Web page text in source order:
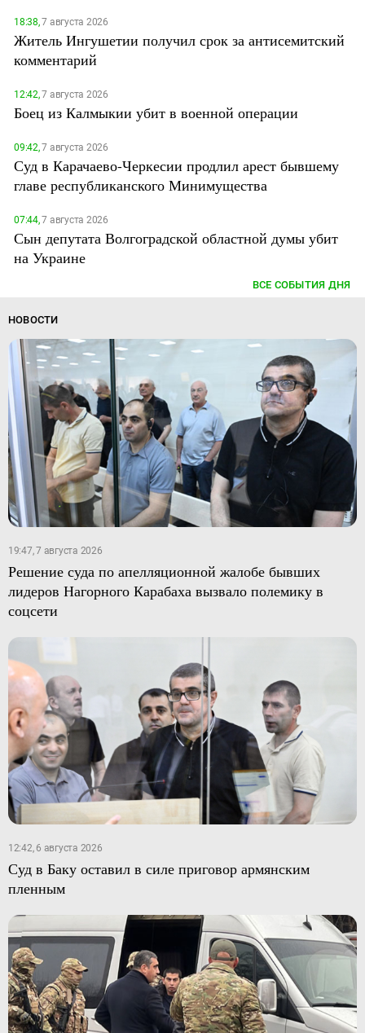
18:38,7 августа 2026
Житель Ингушетии получил срок за антисемитский
комментарий
12:42,7 августа 2026
Боец из Калмыкии убит в военной операции
09:42,7 августа 2026
Суд в Карачаево-Черкесии продлил арест бывшему
главе республиканского Минимущества
07:44,7 августа 2026
Сын депутата Волгоградской областной думы убит
на Украине
ВСЕ СОБЫТИЯ ДНЯ
НОВОСТИ
19:47, 7 августа 2026
Решение суда по апелляционной жалобе бывших
лидеров Нагорного Карабаха вызвало полемику в
соцсети
12:42, 6 августа 2026
Суд в Баку оставил в силе приговор армянским
пленным